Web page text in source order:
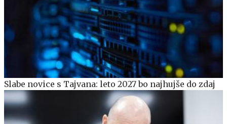
Slabe novice s Tajvana: leto 2027 bo najhujše do zdaj